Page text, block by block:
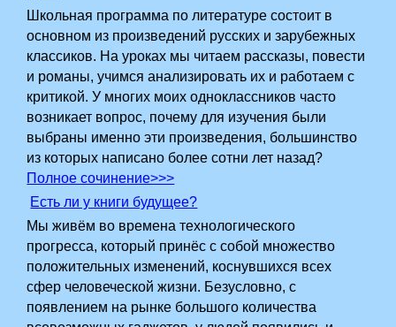
Школьная программа по литературе состоит в
основном из произведений русских и зарубежных
классиков. На уроках мы читаем рассказы, повести
и романы, учимся анализировать их и работаем с
критикой. У многих моих одноклассников часто
возникает вопрос, почему для изучения были
выбраны именно эти произведения, большинство
из которых написано более сотни лет назад?
Полное сочинение>>>
Есть ли у книги будущее?
Мы живём во времена технологического
прогресса, который принёс с собой множество
положительных изменений, коснувшихся всех
сфер человеческой жизни. Безусловно, с
появлением на рынке большого количества